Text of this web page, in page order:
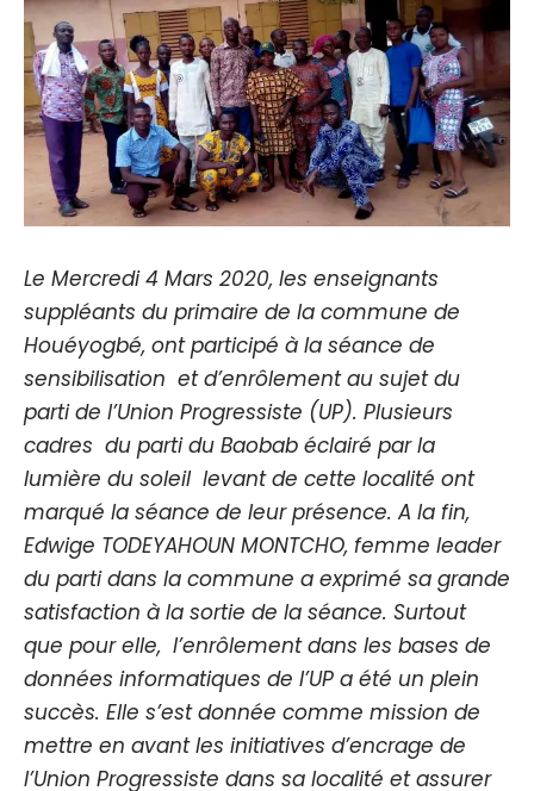
Le Mercredi 4 Mars 2020, les enseignants
suppléants du primaire de la commune de
Houéyogbé, ont participé à la séance de
sensibilisation et d’enrôlement au sujet du
parti de l’Union Progressiste (UP). Plusieurs
cadres du parti du Baobab éclairé par la
lumière du soleil levant de cette localité ont
marqué la séance de leur présence. A la fin,
Edwige TODEYAHOUN MONTCHO, femme leader
du parti dans la commune a exprimé sa grande
satisfaction à la sortie de la séance. Surtout
que pour elle, l’enrôlement dans les bases de
données informatiques de l’UP a été un plein
succès. Elle s’est donnée comme mission de
mettre en avant les initiatives d’encrage de
l’Union Progressiste dans sa localité et assurer